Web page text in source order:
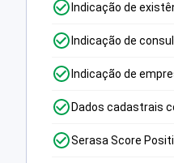
Indicação de
Indicação de
Indicação de
Dados cadastrais
Serasa Score